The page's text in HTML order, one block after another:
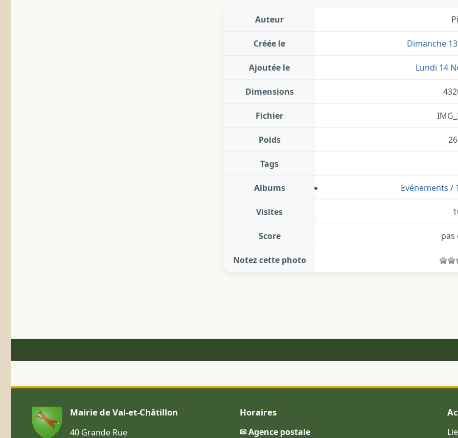
Auteur
Créée le Dimanche
Ajoutée le Lundi 14
Dimensions
Fichier
Poids
Tags
Albums Evénements /
Visites
Score pas
Notez cette photo
Mairie de Val-et-Châtillon
40 Grande Rue
Horaires
✉ Agence postale